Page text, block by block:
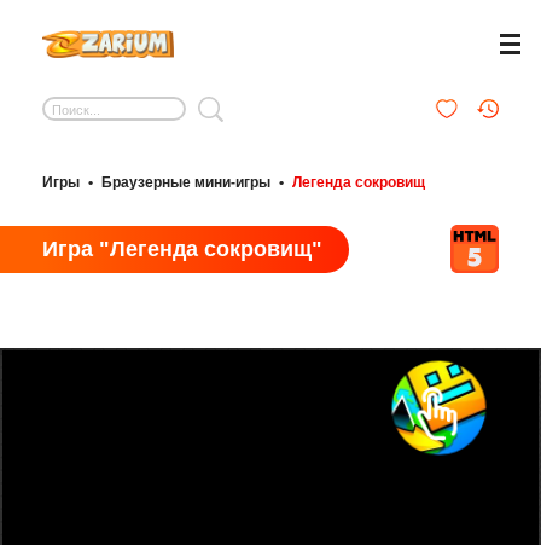
Игры • Браузерные мини-игры • Легенда сокровищ
Игра "Легенда сокровищ"